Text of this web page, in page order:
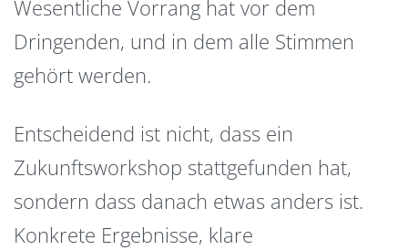
Wesentliche Vorrang hat vor dem
Dringenden, und in dem alle Stimmen
gehört werden.
Entscheidend ist nicht, dass ein
Zukunftsworkshop stattgefunden hat,
sondern dass danach etwas anders ist.
Konkrete Ergebnisse, klare